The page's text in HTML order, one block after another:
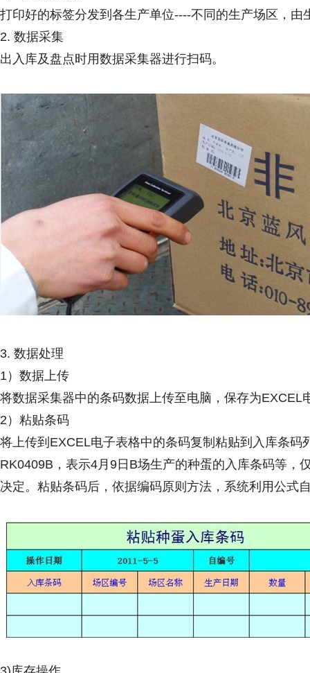
打印好的标签分发到各生产单位----不同的生产场区，
2. 数据采集
出入库及盘点时用数据采集器进行扫码。
3. 数据处理
1）数据上传
将数据采集器中的条码数据上传至电脑，保存为EXCEL
2）粘贴条码
将上传到EXCEL电子表格中的条码复制粘贴到入库条
RK0409B，表示4月9日B场生产的种蛋的入库条码等，
决定。粘贴条码后，依据编码原则方法，系统利用公式